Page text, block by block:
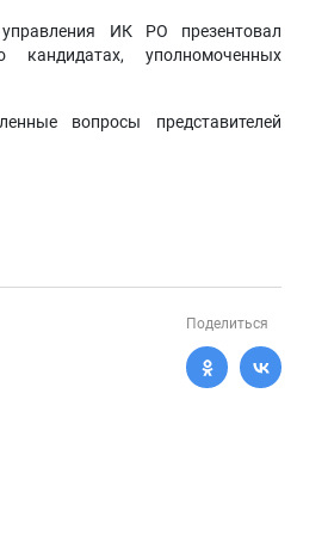
ИК РО презентовал
кандидатах, уполномоченных
вопросы представителей
Поделиться